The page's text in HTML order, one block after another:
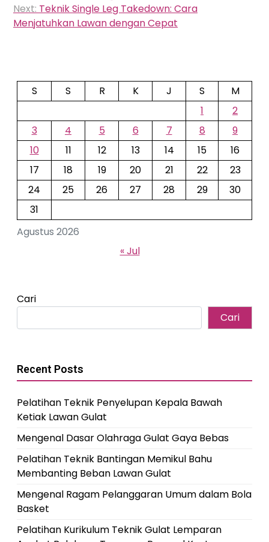
Next: Teknik Single Leg Takedown: Cara
Menjatuhkan Lawan dengan Cepat
Agustus 2026
S S R K J S
M
1
2
3
4 5 6 7 8
9
10
11 12 13 14 15
16
17
18 19 20 21 22
23
24
25 26 27 28 29
30
31
« Jul
Cari
Cari
Recent Posts
Pelatihan Teknik Penyelupan Kepala Bawah
Ketiak Lawan Gulat
Mengenal Dasar Olahraga Gulat Gaya Bebas
Pelatihan Teknik Bantingan Memikul Bahu
Membanting Beban Lawan Gulat
Mengenal Ragam Pelanggaran Umum dalam Bola
Basket
Pelatihan Kurikulum Teknik Gulat Lemparan